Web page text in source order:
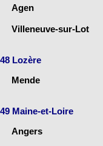
Agen
Villeneuve-sur-Lot
48 Lozère
Mende
49 Maine-et-Loire
Angers